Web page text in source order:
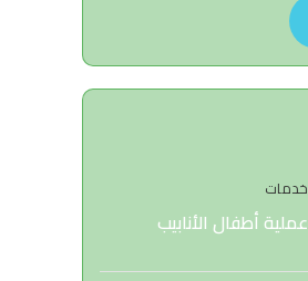
خدمات
عملية أطفال الأنابيب